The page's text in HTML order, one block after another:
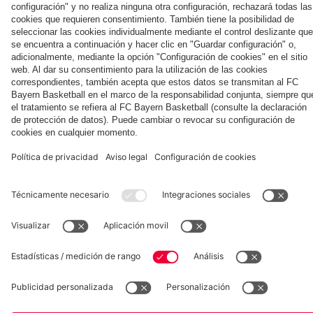
Aston VillaFootball
Summit
contra
Aston
Villa
ante el
Aston
Villa
Kong
Aviso legal Política de privacidad Condiciones de uso
Accesibilidad
Sistema de denuncia
Contacto Ajustes de cookies